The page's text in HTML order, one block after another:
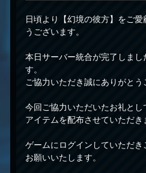
日頃より【幻境の彼方】をご
うございます。
本日サーバー統合が完了しま
す。
ご協力いただき誠にありがとう
今回ご協力いただいたお礼と
アイテムを配布させていただき
ゲームにログインしていただ
お願いいたします。